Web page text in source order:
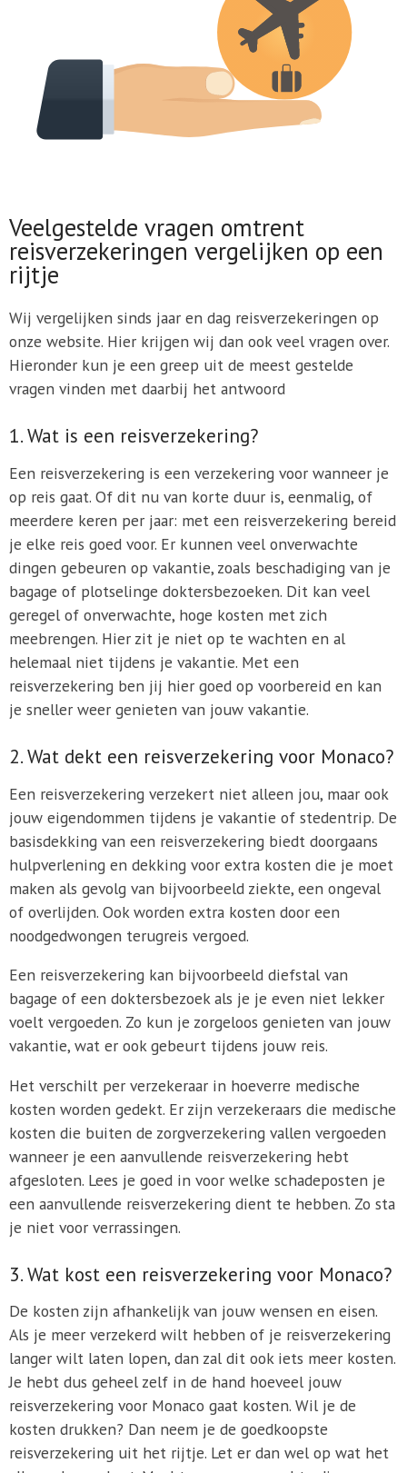
Veelgestelde vragen omtrent
reisverzekeringen vergelijken op een
rijtje
Wij vergelijken sinds jaar en dag reisverzekeringen op
onze website. Hier krijgen wij dan ook veel vragen over.
Hieronder kun je een greep uit de meest gestelde
vragen vinden met daarbij het antwoord
1. Wat is een reisverzekering?
Een reisverzekering is een verzekering voor wanneer je
op reis gaat. Of dit nu van korte duur is, eenmalig, of
meerdere keren per jaar: met een reisverzekering bereid
je elke reis goed voor. Er kunnen veel onverwachte
dingen gebeuren op vakantie, zoals beschadiging van je
bagage of plotselinge doktersbezoeken. Dit kan veel
geregel of onverwachte, hoge kosten met zich
meebrengen. Hier zit je niet op te wachten en al
helemaal niet tijdens je vakantie. Met een
reisverzekering ben jij hier goed op voorbereid en kan
je sneller weer genieten van jouw vakantie.
2. Wat dekt een reisverzekering voor Monaco?
Een reisverzekering verzekert niet alleen jou, maar ook
jouw eigendommen tijdens je vakantie of stedentrip. De
basisdekking van een reisverzekering biedt doorgaans
hulpverlening en dekking voor extra kosten die je moet
maken als gevolg van bijvoorbeeld ziekte, een ongeval
of overlijden. Ook worden extra kosten door een
noodgedwongen terugreis vergoed.
Een reisverzekering kan bijvoorbeeld diefstal van
bagage of een doktersbezoek als je je even niet lekker
voelt vergoeden. Zo kun je zorgeloos genieten van jouw
vakantie, wat er ook gebeurt tijdens jouw reis.
Het verschilt per verzekeraar in hoeverre medische
kosten worden gedekt. Er zijn verzekeraars die medische
kosten die buiten de zorgverzekering vallen vergoeden
wanneer je een aanvullende reisverzekering hebt
afgesloten. Lees je goed in voor welke schadeposten je
een aanvullende reisverzekering dient te hebben. Zo sta
je niet voor verrassingen.
3. Wat kost een reisverzekering voor Monaco?
De kosten zijn afhankelijk van jouw wensen en eisen.
Als je meer verzekerd wilt hebben of je reisverzekering
langer wilt laten lopen, dan zal dit ook iets meer kosten.
Je hebt dus geheel zelf in de hand hoeveel jouw
reisverzekering voor Monaco gaat kosten. Wil je de
kosten drukken? Dan neem je de goedkoopste
reisverzekering uit het rijtje. Let er dan wel op wat het